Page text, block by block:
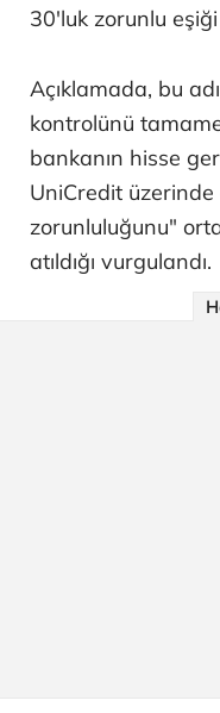
30'luk zorunlu
Açıklamada, bu
kontrolünü
bankanın hisse
UniCredit üzerinde
zorunluluğunu"
atıldığı vurgulandı.